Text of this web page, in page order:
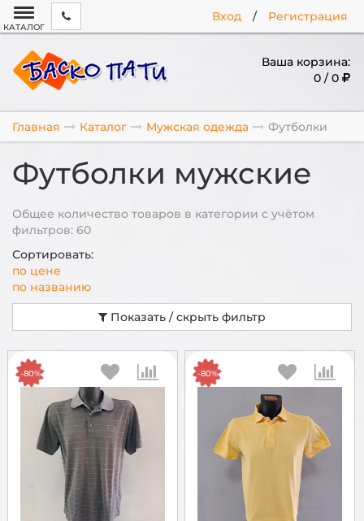
Вход / Регистрация
КАТАЛОГ
Ваша корзина:
0 / 0
Главная Каталог Мужская одежда Футболки
Футболки мужские
Общее количество товаров в категории с учётом
фильтров: 60
Сортировать:
по цене
по названию
Показать / скрыть фильтр
-80% -80%